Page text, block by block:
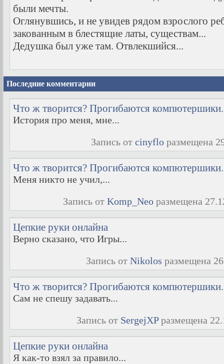
были мечты.
Оглянувшись, и не увидев рядом взрослого
закованным в блестящие латы, существам...
Дедушка был уже там. Отвлекшийся...
Последние комментарии
Что ж творится? Прогибаются компютершики.
История про меня, мне...
Запись от cinyflo размещена
Что ж творится? Прогибаются компютершики.
Меня никто не учил,...
Запись от Komp_Neo размещена
Цепкие руки онлайна
Верно сказано, что Игры...
Запись от Nikolos размещена
Что ж творится? Прогибаются компютершики.
Сам не спешу задавать...
Запись от SergejXPразмещена
Цепкие руки онлайна
Я как-то взял за правило...